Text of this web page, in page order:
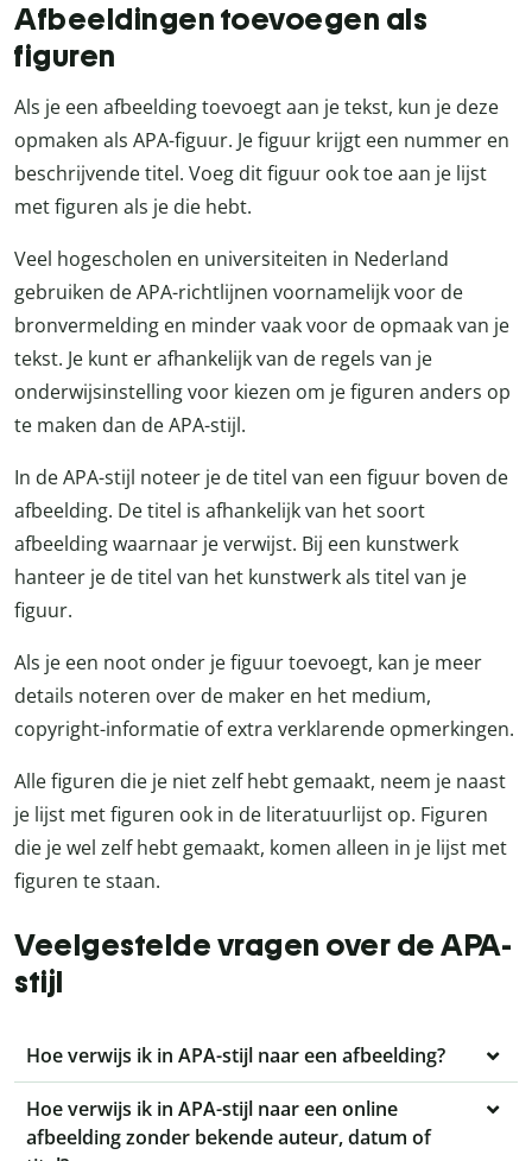
Afbeeldingen toevoegen als
figuren
Als je een afbeelding toevoegt aan je tekst, kun je deze
opmaken als APA-figuur. Je figuur krijgt een nummer en
beschrijvende titel. Voeg dit figuur ook toe aan je lijst
met figuren als je die hebt.
Veel hogescholen en universiteiten in Nederland
gebruiken de APA-richtlijnen voornamelijk voor de
bronvermelding en minder vaak voor de opmaak van je
tekst. Je kunt er afhankelijk van de regels van je
onderwijsinstelling voor kiezen om je figuren anders op
te maken dan de APA-stijl.
In de APA-stijl noteer je de titel van een figuur boven de
afbeelding. De titel is afhankelijk van het soort
afbeelding waarnaar je verwijst. Bij een kunstwerk
hanteer je de titel van het kunstwerk als titel van je
figuur.
Als je een noot onder je figuur toevoegt, kan je meer
details noteren over de maker en het medium,
copyright-informatie of extra verklarende opmerkingen.
Alle figuren die je niet zelf hebt gemaakt, neem je naast
je lijst met figuren ook in de literatuurlijst op. Figuren
die je wel zelf hebt gemaakt, komen alleen in je lijst met
figuren te staan.
Veelgestelde vragen over de APA-
stijl
Hoe verwijs ik in APA-stijl naar een afbeelding?
Hoe verwijs ik in APA-stijl naar een online
afbeelding zonder bekende auteur, datum of